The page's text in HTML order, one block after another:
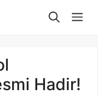
Hadir!